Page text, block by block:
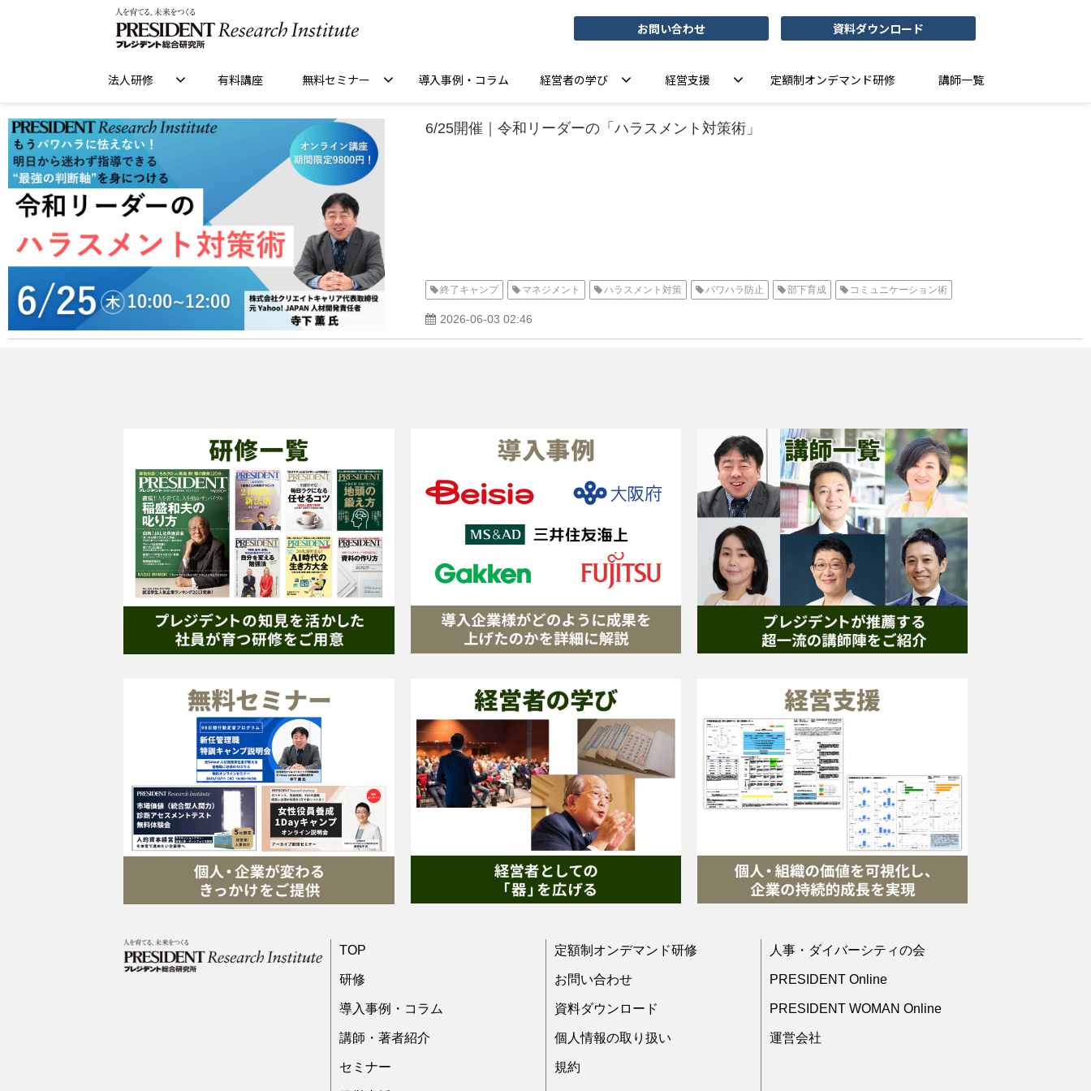
お問い合わせ 資料ダウンロード
法人研修 有料講座 無料セミナー 導入事例・コラム 経営者の学び 経営支援 定額制オンデマンド研修 講師一覧
6/25開催｜令和リーダーの「ハラスメント対策術」
終了キャンプ マネジメント ハラスメント対策 パワハラ防止 部下育成 コミュニケーション術
2026-06-03 02:46
TOP
研修
導入事例・コラム
講師・著者紹介
セミナー
定額制オンデマンド研修
お問い合わせ
資料ダウンロード
個人情報の取り扱い
規約
人事・ダイバーシティの会
PRESIDENT Online
PRESIDENT WOMAN Online
運営会社